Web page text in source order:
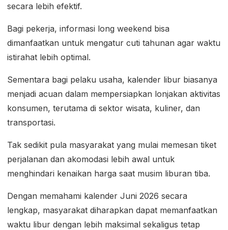
secara lebih efektif.
Bagi pekerja, informasi long weekend bisa
dimanfaatkan untuk mengatur cuti tahunan agar waktu
istirahat lebih optimal.
Sementara bagi pelaku usaha, kalender libur biasanya
menjadi acuan dalam mempersiapkan lonjakan aktivitas
konsumen, terutama di sektor wisata, kuliner, dan
transportasi.
Tak sedikit pula masyarakat yang mulai memesan tiket
perjalanan dan akomodasi lebih awal untuk
menghindari kenaikan harga saat musim liburan tiba.
Dengan memahami kalender Juni 2026 secara
lengkap, masyarakat diharapkan dapat memanfaatkan
waktu libur dengan lebih maksimal sekaligus tetap